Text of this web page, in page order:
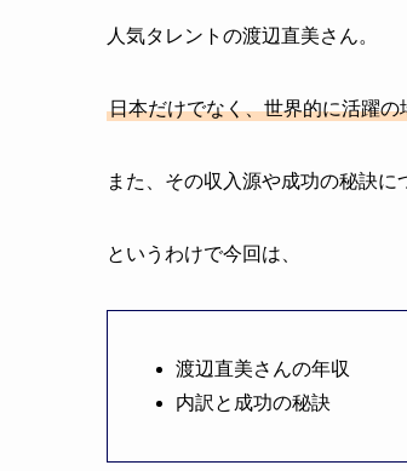
人気タレントの渡辺直美さん。
日本だけでなく、世界的に活躍
また、その収入源や成功の秘訣に
というわけで今回は、
渡辺直美さんの年収
内訳と成功の秘訣